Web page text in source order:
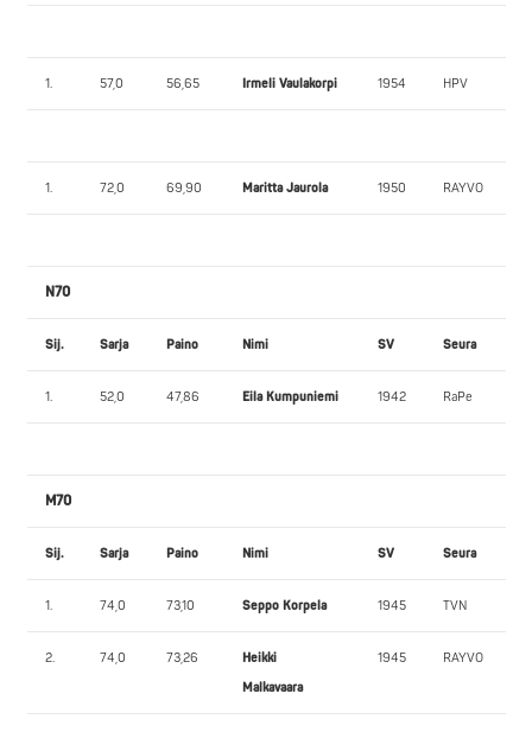
1. 57,0 56,65 Irmeli Vaulakorpi 1954 HPV
1. 72,0 69,90 Maritta Jaurola 1950 RAYVO
N70
Sij. Sarja Paino Nimi SV Seura
1. 52,0 47,86 Eila Kumpuniemi 1942 RaPe
M70
Sij. Sarja Paino Nimi SV Seura
1. 74,0 73,10 Seppo Korpela 1945 TVN
2. 74,0 73,26
Heikki
Malkavaara
1945 RAYVO